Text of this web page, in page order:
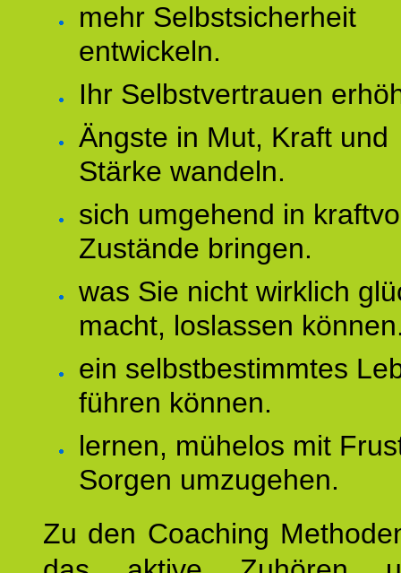
mehr Selbstsicherheit
entwickeln.
Ihr Selbstvertrauen
Ängste in Mut, Kraft und
Stärke wandeln.
sich umgehend in
Zustände bringen.
was Sie nicht wirklich
macht, loslassen
ein selbstbestimmtes
führen können.
lernen, mühelos mit
Sorgen umzugehen.
Zu den Coaching